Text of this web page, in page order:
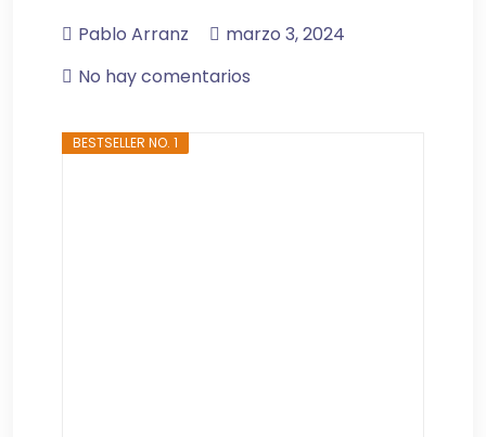
Pablo Arranz
marzo 3, 2024
No hay comentarios
BESTSELLER NO. 1